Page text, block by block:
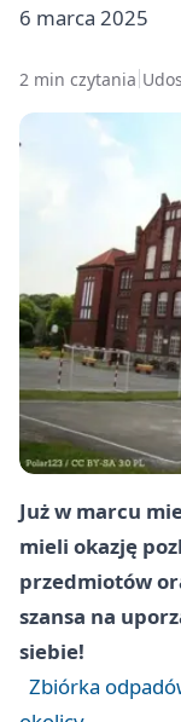
6 marca 2025
2 min czytania
Już w marcu
mieli okazję
przedmiotów
szansa na
siebie!
Zbiórka